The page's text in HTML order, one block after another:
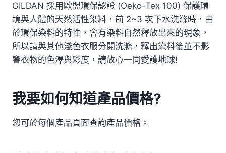
GILDAN 採用歐盟環保認證 (Oeko-Tex 100) 保護環
境與人體的天然活性染料，前 2~3 次下水洗滌時，由
於環保染料的特性，會有染料自然釋放出來的現象，
所以請與其他淺色衣服分開洗滌，釋出染料後並不影
響衣物的色澤與彩度，請放心一同愛護地球!
我要如何知道產品價格?
您可於每個產品頁面查詢產品價格。